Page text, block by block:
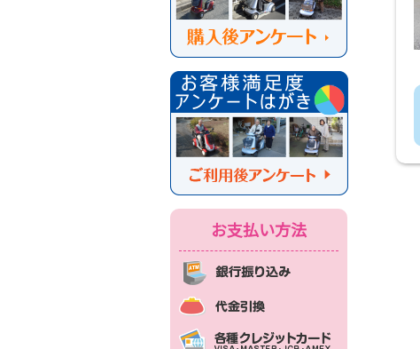
お支払い方法